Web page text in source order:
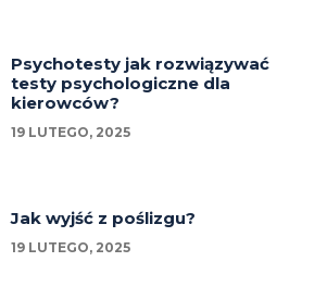
Psychotesty jak rozwiązywać
testy psychologiczne dla
kierowców?
19 LUTEGO, 2025
Jak wyjść z poślizgu?
19 LUTEGO, 2025